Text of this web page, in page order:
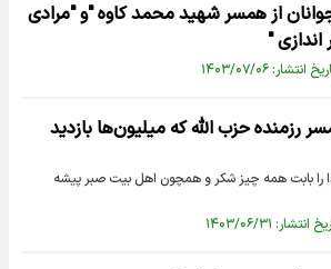
از همسر شهید محمد کاوه "و "مرادی
اندازی "
انتشار: ۱۴۰۳/۰۷/۰۶
رزمنده حزب الله که میلیون‌ها بازدید
بابت همه چیز شکر و همچون اهل بیت صبر پیشه
انتشار: ۱۴۰۳/۰۶/۳۱